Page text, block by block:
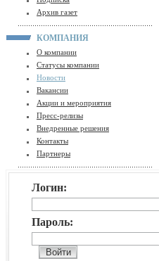
Архив газет
КОМПАНИЯ
О компании
Статусы компании
Новости
Вакансии
Акции и мероприятия
Пресс-релизы
Внедренные решения
Контакты
Партнеры
Логин:
Пароль: